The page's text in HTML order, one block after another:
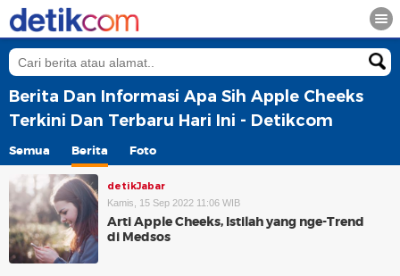
Berita Dan Informasi Apa Sih Apple Cheeks
Terkini Dan Terbaru Hari Ini - Detikcom
Semua Berita Foto
detikJabar
Kamis, 15 Sep 2022 11:06 WIB
Arti Apple Cheeks, Istilah yang nge-Trend
di Medsos